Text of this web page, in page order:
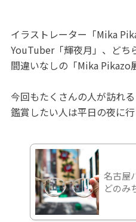
イラストレーター「Mika
YouTuber「輝夜月」、どち
間違いなしの「Mika Pikazo
今回もたくさんの人が訪れ
鑑賞したい人は平日の夜に行
名古屋
どのみ